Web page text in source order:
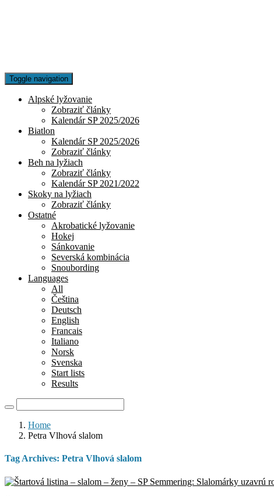
Toggle navigation
Alpské lyžovanie
Zobraziť články
Kalendár SP 2025/2026
Biatlon
Kalendár SP 2025/2026
Zobraziť články
Beh na lyžiach
Zobraziť články
Kalendár SP 2021/2022
Skoky na lyžiach
Zobraziť články
Ostatné
Akrobatické lyžovanie
Hokej
Sánkovanie
Severská kombinácia
Snoubording
Languages
All
Čeština
Deutsch
English
Francais
Italiano
Norsk
Svenska
Start lists
Results
Home
Petra Vlhová slalom
Tag Archives: Petra Vlhová slalom